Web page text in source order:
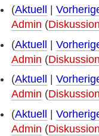
(Aktuell |
Admin (Diskussion
(Aktuell |
Admin (Diskussion
(Aktuell
Admin (Diskussion
(Aktuell
Admin (Diskussion